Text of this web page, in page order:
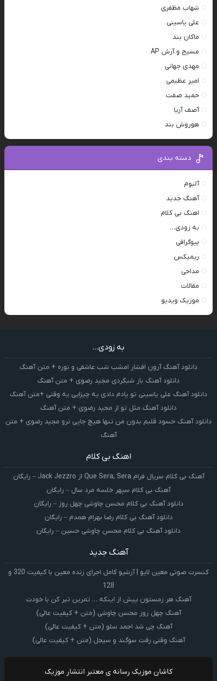
شهاب مظفری
علی یاسینی
ماکان بند
مسیح و آرش AP
مهدی جهانی
امیر عظیمی
حمید صفت
آصف آریا
هوروش بند
دسته بندی
آلبوم
آهنگ جدید
اهنگ بی کلام
به زودی…
بیوگرافی
ریمیکس
مداحی
مقالات
موزیک ویدیو
به زودی...
دانلود آهنگ آرون افشار امشب شب عاشقی و نوره + متن آهنگ
دانلود آهنگ باز شبگردی مجید رضوی + متن آهنگ
دانلود آهنگ علی یاسینی تو یادم دادی یه چیزایی یه وقتی +متن آهنگ
دانلود آهنگ مثل تو از مجید رضوی + متن آهنگ
دانلود آهنگ حسود قلبم بدون من تنها هیچ جایی نرو مجید رضوی + متن
آهنگ
اهنگ بی کلام
آهنگ بی کلام سریال فرام Que Sera, Sera از Jack Jezzro – رایگان
آهنگ بی کلام سپهر خلسه مرد سال – رایگان
دانلود آهنگ بی کلام محسن چاوشی چهل روز – رایگان
دانلود آهنگ بی کلام رضا بهرام همدم – رایگان
دانلود آهنگ بی کلام محسن چاوشی حسین – رایگان
آهنگ جدید
کنسرت صوتی معین لایو | آرشیو کامل اجرای زنده معین با کیفیت 320 و
128
آهنگ هر زمستون پیش از اینکه … تمرین تبر کن با خودت
آهنگ چهل روز محسن چاوشی (متن + کیفیت عالی)
آهنگ چی شد احمد سلو (متن + کیفیت عالی)
آهنگ وقتی رفت سوگند و سیجل (متن + کیفیت عالی)
کاشان موزیک رسانه ی معتبر انتشار موزیک